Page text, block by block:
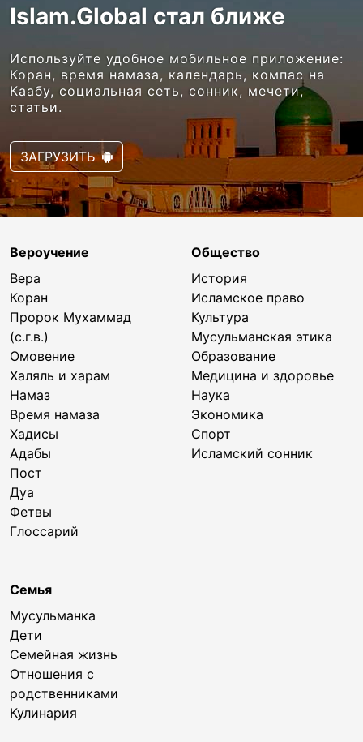
Islam.Global стал ближе
Используйте удобное мобильное приложение:
Коран, время намаза, календарь, компас на
Каабу, социальная сеть, сонник, мечети,
статьи.
ЗАГРУЗИТЬ
Вероучение
Вера
Коран
Пророк Мухаммад
(с.г.в.)
Омовение
Халяль и харам
Намаз
Время намаза
Хадисы
Адабы
Пост
Дуа
Фетвы
Глоссарий
Общество
История
Исламское право
Культура
Мусульманская этика
Образование
Медицина и здоровье
Наука
Экономика
Спорт
Исламский сонник
Семья
Мусульманка
Дети
Семейная жизнь
Отношения с
родственниками
Кулинария